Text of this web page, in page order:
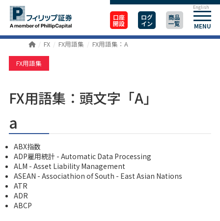
口座
開設
ログ
イン
商品
一覧 MENU
English
FX FX用語集 FX用語集：A
FX用語集
FX用語集：頭文字「A」
a
ABX指数
ADP雇用統計 - Automatic Data Processing
ALM - Asset Liability Management
ASEAN - Associathion of South - East Asian Nations
ATR
ADR
ABCP